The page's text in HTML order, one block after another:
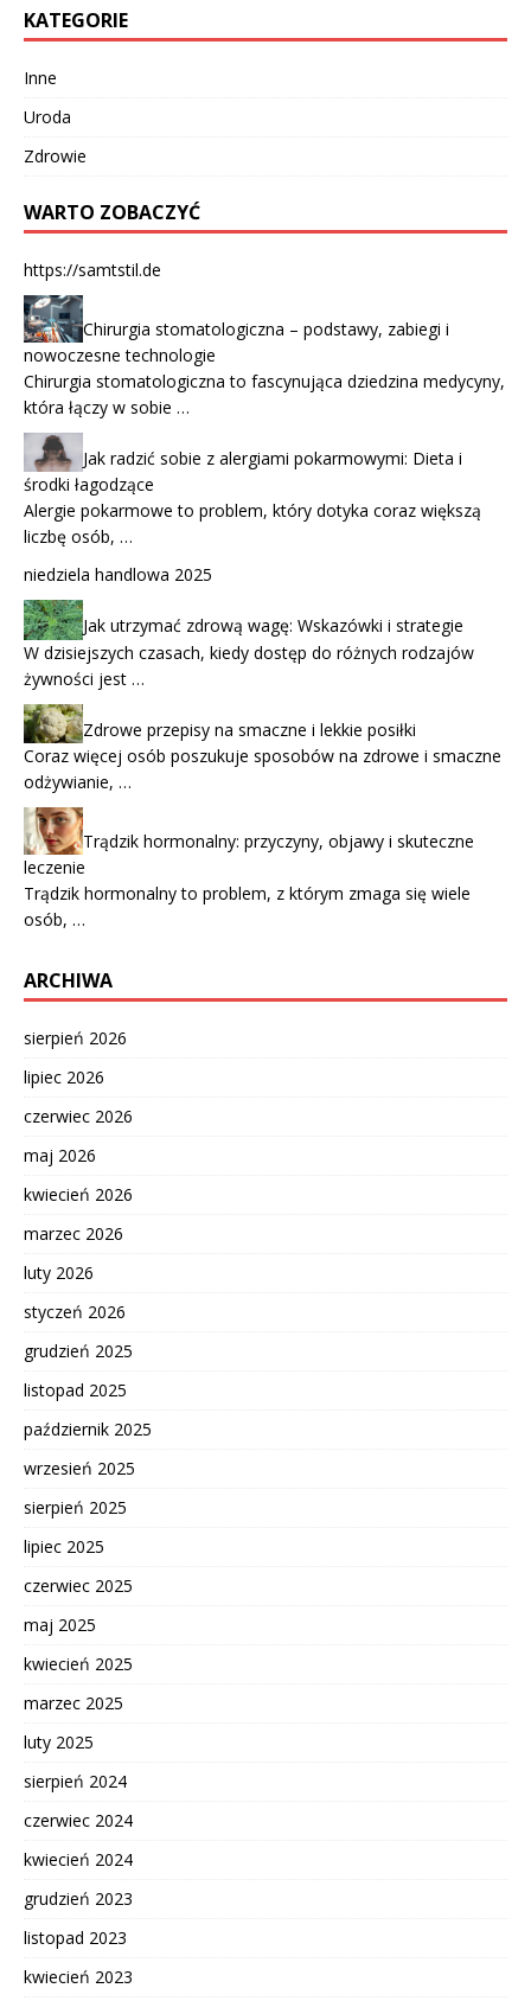
KATEGORIE
Inne
Uroda
Zdrowie
WARTO ZOBACZYĆ
https://samtstil.de
Chirurgia stomatologiczna – podstawy, zabiegi i
nowoczesne technologie
Chirurgia stomatologiczna to fascynująca dziedzina medycyny,
która łączy w sobie …
Jak radzić sobie z alergiami pokarmowymi: Dieta i
środki łagodzące
Alergie pokarmowe to problem, który dotyka coraz większą
liczbę osób, …
niedziela handlowa 2025
Jak utrzymać zdrową wagę: Wskazówki i strategie
W dzisiejszych czasach, kiedy dostęp do różnych rodzajów
żywności jest …
Zdrowe przepisy na smaczne i lekkie posiłki
Coraz więcej osób poszukuje sposobów na zdrowe i smaczne
odżywianie, …
Trądzik hormonalny: przyczyny, objawy i skuteczne
leczenie
Trądzik hormonalny to problem, z którym zmaga się wiele
osób, …
ARCHIWA
sierpień 2026
lipiec 2026
czerwiec 2026
maj 2026
kwiecień 2026
marzec 2026
luty 2026
styczeń 2026
grudzień 2025
listopad 2025
październik 2025
wrzesień 2025
sierpień 2025
lipiec 2025
czerwiec 2025
maj 2025
kwiecień 2025
marzec 2025
luty 2025
sierpień 2024
czerwiec 2024
kwiecień 2024
grudzień 2023
listopad 2023
kwiecień 2023